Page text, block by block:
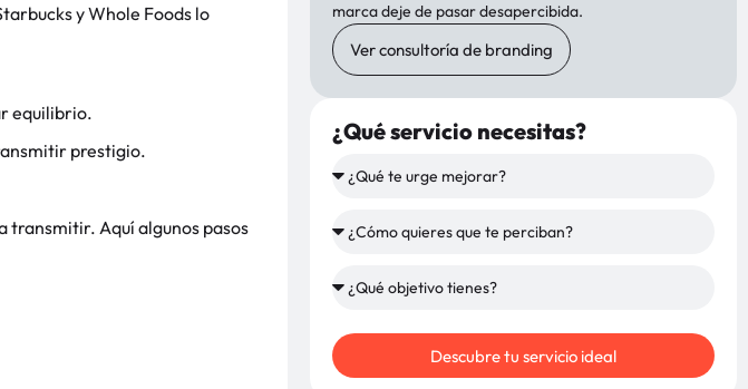
y Whole Foods lo
equilibrio.
prestigio.
transmitir. Aquí algunos pasos
marca deje de pasar desapercibida.
Ver consultoría de branding
¿Qué servicio necesitas?
Descubre tu servicio ideal